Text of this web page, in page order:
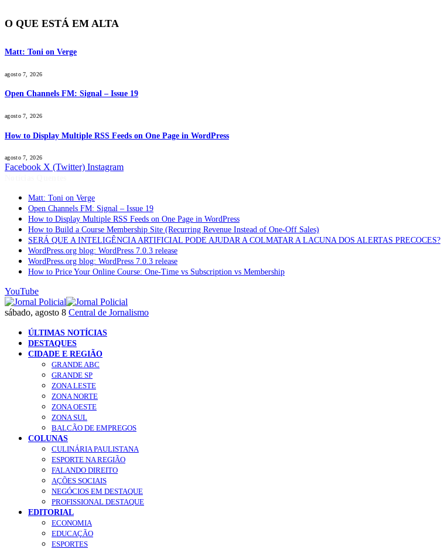
O QUE ESTÁ EM ALTA
Matt: Toni on Verge
agosto 7, 2026
Open Channels FM: Signal – Issue 19
agosto 7, 2026
How to Display Multiple RSS Feeds on One Page in WordPress
agosto 7, 2026
Facebook X (Twitter) Instagram
Matt: Toni on Verge
Open Channels FM: Signal – Issue 19
How to Display Multiple RSS Feeds on One Page in WordPress
How to Build a Course Membership Site (Recurring Revenue Instead of One-Off Sales)
SERÁ QUE A INTELIGÊNCIA ARTIFICIAL PODE AJUDAR A COLMATAR A LACUNA DOS ALERTAS PRECOCES?
WordPress.org blog: WordPress 7.0.3 release
WordPress.org blog: WordPress 7.0.3 release
How to Price Your Online Course: One-Time vs Subscription vs Membership
YouTube
sábado, agosto 8 Central de Jornalismo
ÚLTIMAS NOTÍCIAS
DESTAQUES
CIDADE E REGIÃO
GRANDE ABC
GRANDE SP
ZONA LESTE
ZONA NORTE
ZONA OESTE
ZONA SUL
BALCÃO DE EMPREGOS
COLUNAS
CULINÁRIA PAULISTANA
ESPORTE NA REGIÃO
FALANDO DIREITO
AÇÕES SOCIAIS
NEGÓCIOS EM DESTAQUE
PROFISSIONAL DESTAQUE
EDITORIAL
ECONOMIA
EDUCAÇÃO
ESPORTES